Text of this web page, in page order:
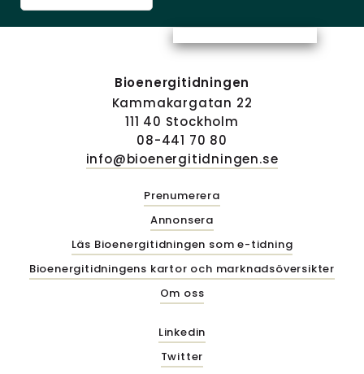
Bioenergitidningen
Kammakargatan 22
111 40 Stockholm
08-441 70 80
info@bioenergitidningen.se
Prenumerera
Annonsera
Läs Bioenergitidningen som e-tidning
Bioenergitidningens kartor och marknadsöversikter
Om oss
Linkedin
Twitter